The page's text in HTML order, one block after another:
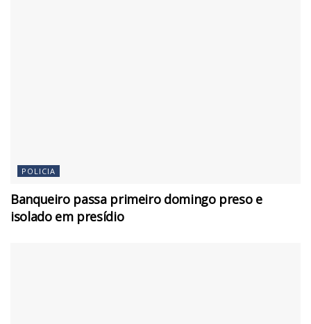
POLICIA
Banqueiro passa primeiro domingo preso e
isolado em presídio